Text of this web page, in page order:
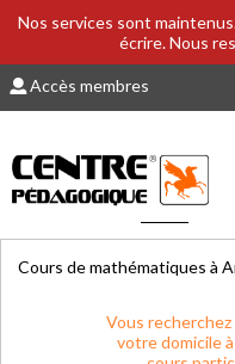
Nos services sont
écrire. Nous
Accès membres
Cours de mathématiques à
Vous
votre domicile